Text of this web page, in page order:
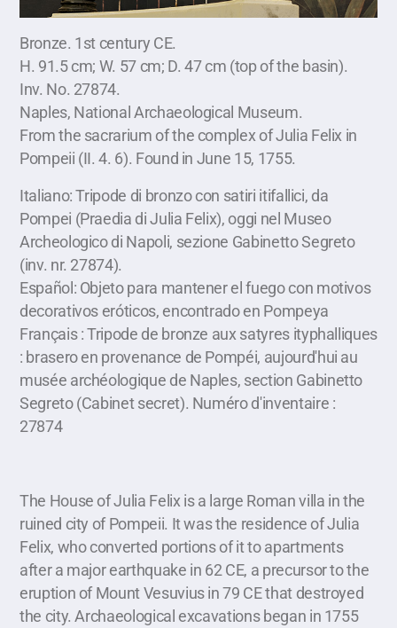
Bronze. 1st century CE.
H. 91.5 cm; W. 57 cm; D. 47 cm (top of the basin).
Inv. No. 27874.
Naples, National Archaeological Museum.
From the sacrarium of the complex of Julia Felix in
Pompeii (II. 4. 6). Found in June 15, 1755.
Italiano: Tripode di bronzo con satiri itifallici, da
Pompei (Praedia di Julia Felix), oggi nel Museo
Archeologico di Napoli, sezione Gabinetto Segreto
(inv. nr. 27874).
Español: Objeto para mantener el fuego con motivos
decorativos eróticos, encontrado en Pompeya
Français : Tripode de bronze aux satyres ityphalliques
: brasero en provenance de Pompéi, aujourd'hui au
musée archéologique de Naples, section Gabinetto
Segreto (Cabinet secret). Numéro d'inventaire :
27874
The House of Julia Felix is a large Roman villa in the
ruined city of Pompeii. It was the residence of Julia
Felix, who converted portions of it to apartments
after a major earthquake in 62 CE, a precursor to the
eruption of Mount Vesuvius in 79 CE that destroyed
the city. Archaeological excavations began in 1755